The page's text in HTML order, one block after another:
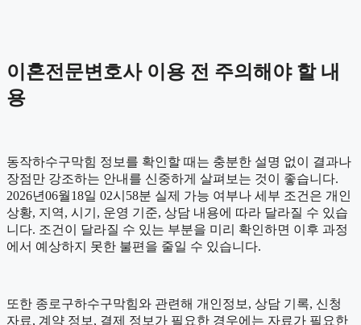
이혼전문변호사 이용 전 주의해야 할 내
용
동작하수구막힘 정보를 확인할 때는 충분한 설명 없이 결과나
장점만 강조하는 안내를 신중하게 살펴보는 것이 좋습니다.
2026년06월18일 02시58분 실제 가능 여부나 세부 조건은 개인
상황, 지역, 시기, 운영 기준, 상담 내용에 따라 달라질 수 있습
니다. 조건이 달라질 수 있는 부분을 미리 확인하면 이후 과정
에서 예상하지 못한 불편을 줄일 수 있습니다.
또한 종로구하수구막힘와 관련해 개인정보, 상담 기록, 신청
자료, 계약 정보, 결제 정보가 필요한 경우에는 자료가 필요한